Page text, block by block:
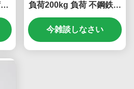
負荷200kg 負荷 不鋼鉄の
キャスター PUポリウレ
タン 5インチベアリング
付き ボールキャスター 家
今雑談しなさい